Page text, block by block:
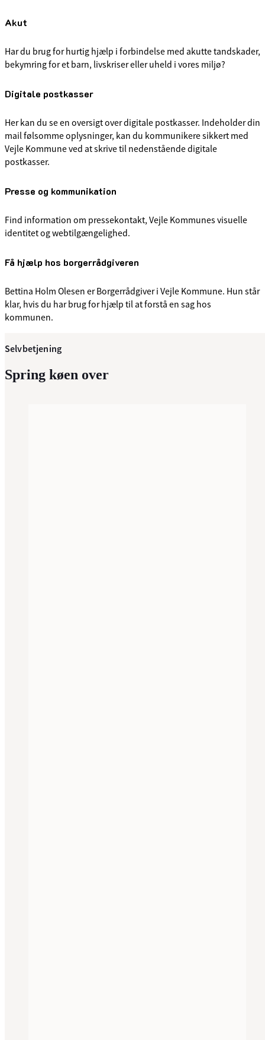
Akut
Har du brug for hurtig hjælp i forbindelse med akutte tandskader,
bekymring for et barn, livskriser eller uheld i vores miljø?
Digitale postkasser
Her kan du se en oversigt over digitale postkasser. Indeholder din
mail følsomme oplysninger, kan du kommunikere sikkert med
Vejle Kommune ved at skrive til nedenstående digitale
postkasser.
Presse og kommunikation
Find information om pressekontakt, Vejle Kommunes visuelle
identitet og webtilgængelighed.
Få hjælp hos borgerrådgiveren
Bettina Holm Olesen er Borgerrådgiver i Vejle Kommune. Hun står
klar, hvis du har brug for hjælp til at forstå en sag hos
kommunen.
Selvbetjening
Spring køen over